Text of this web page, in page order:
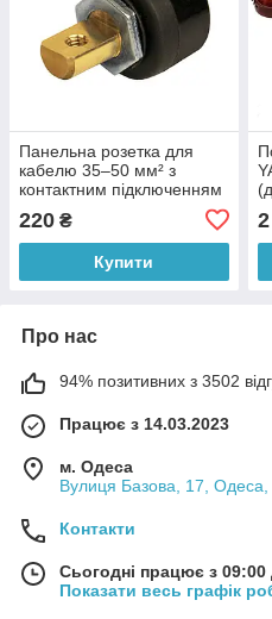
Панельна розетка для
кабелю 35–50 мм² з
контактним підключенням
220 ₴
Купити
Про нас
94% позитивних з 3502
Працює з 14.03.2023
м. Одеса
Вулиця Базова, 17, Одеса,
Контакти
Сьогодні працює з 09:00
Показати весь графік